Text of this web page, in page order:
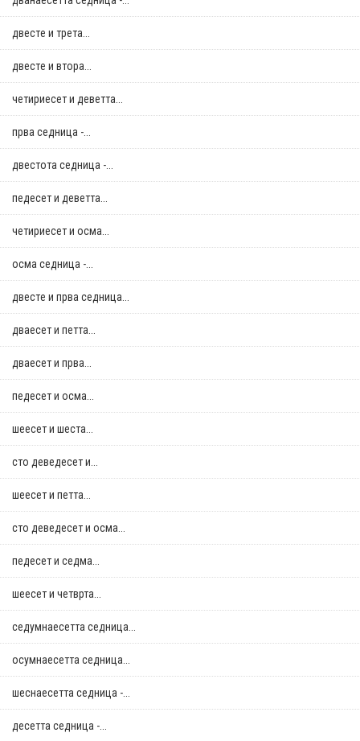
двестe и трета...
двестe и втора...
четириесет и деветта...
прва седница -...
двестота седница -...
педесет и деветта...
четириесет и осма...
осма седница -...
двестe и прва седница...
дваесет и петта...
дваесет и прва...
педесет и осма...
шеесет и шеста...
сто деведесет и...
шеесет и петта...
сто деведесет и осма...
педесет и седма...
шеесет и четврта...
седумнаесетта седница...
осумнaесетта седница...
шеснаесетта седница -...
десетта седница -...